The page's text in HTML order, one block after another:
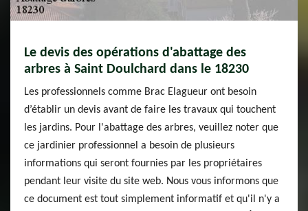
Le devis des opérations d'abattage des
arbres à Saint Doulchard dans le 18230
Les professionnels comme Brac Elagueur ont besoin
d’établir un devis avant de faire les travaux qui touchent
les jardins. Pour l'abattage des arbres, veuillez noter que
ce jardinier professionnel a besoin de plusieurs
informations qui seront fournies par les propriétaires
pendant leur visite du site web. Nous vous informons que
ce document est tout simplement informatif et qu'il n'y a